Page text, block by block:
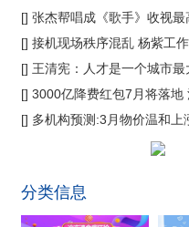
偿
[] 张杰帮唱成《歌手》收视
公
[] 接机现场秩序混乱 杨紫工
为主
[] 王清宪：人才是一个城市最
[] 3000亿降费红包7月将落地
省钱
[] 多机构预测:3月物价温和上
分类信息